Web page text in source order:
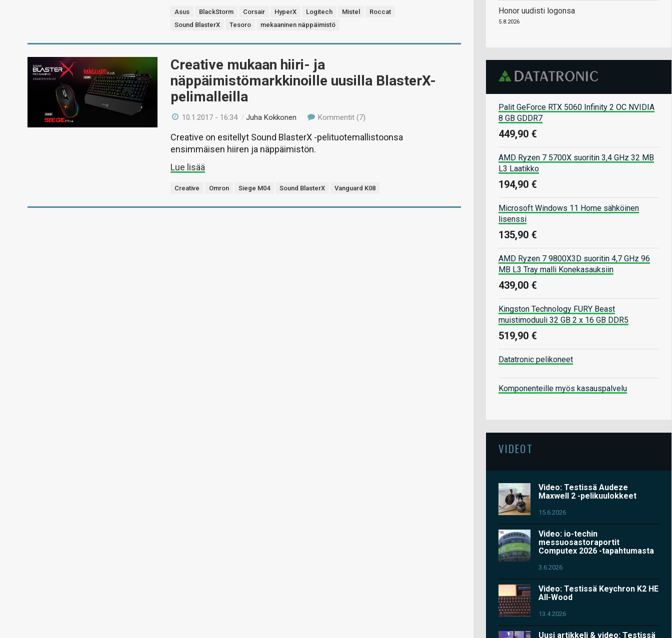
Asus BlackStorm Corsair HyperX Logitech Mistel
Roccat
Sound BlasterX
Tesoro mekaaninen näppäimistö
Creative mukaan hiiri- ja
näppäimistömarkkinoille uusilla BlasterX-
pelimalleilla
10.1.2017 - 16:34 /Juha Kokkonen Kommentit (7)
Creative on esitellyt Sound BlasterX -pelituotemallistoonsa
ensimmäisen hiiren ja näppäimistön.
Lue lisää
Creative Omron Siege M04 Sound BlasterX Vanguard K08
Honor uudisti logonsa
5.8.2026
Palit GeForce RTX 5060 Infinity 2 OC NVIDIA
8 GB GDDR7
449,90 €
AMD Ryzen 7 5700X suoritin 3,4 GHz 32 MB
L3 Laatikko
194,90 €
Microsoft Windows 11 Home sähköinen
lisenssi
135,90 €
AMD Ryzen 7 9800X3D suoritin 4,7 GHz 96
MB L3 Tray malli Konekasauksiin
439,00 €
Kingston Technology FURY Beast
muistimoduuli 32 GB 2 x 16 GB DDR5
519,90 €
Datatronic pelikoneet
Komponenteille myös kasauspalvelu
VIDEOT
Video: Testissä Audeze
Maxwell 2 -pelikuulokkeet
15.6.2026
Video: io-techin
messuosastoraportit
Computex 2026 -tapahtumasta
3.6.2026
Video: Testissä Keychron K2 HE
All-Wood
13.4.2026
Uusi artikkeli & video: Testissä